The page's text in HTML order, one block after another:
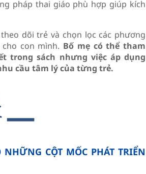
pháp thai giáo phù hợp giúp kích
dõi trẻ và chọn lọc các phương
con mình. Bố mẹ có thể tham
trong sách nhưng việc áp dụng
cầu tâm lý của từng trẻ.
CỘT MỐC PHÁT TRIỂN